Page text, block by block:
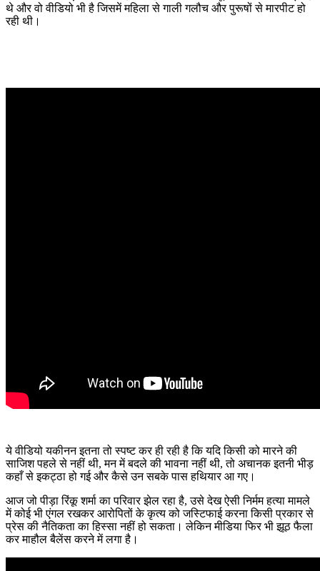
थे और वो वीडियो भी है जिसमें महिला से गाली गलौच और पुरूषों से मारपीट हो
रही थी।
ये वीडियो यकीनन इतना तो स्पष्ट कर ही रही है कि यदि किसी को मारने की
साजिश पहले से नहीं थी, मन में बदले की भावना नहीं थी, तो अचानक इतनी भीड़
कहाँ से इकट्ठा हो गई और कैसे उन सबके पास हथियार आ गए।
आज जो पीड़ा रिंकू शर्मा का परिवार झेल रहा है, उसे देख ऐसी निर्मम हत्या मामले
में कोई भी एंगल रखकर आरोपितों के कृत्य को जस्टिफाई करना किसी प्रकार से
प्रेस की नैतिकता का हिस्सा नहीं हो सकता। लेकिन मीडिया फिर भी झूठ फैला
कर माहौल बैलेंस करने में लगा है।